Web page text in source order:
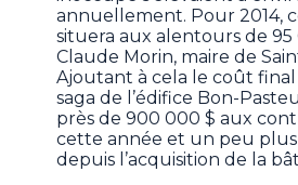
annuellement. Pour 2014,
situera aux alentours de 95
Claude Morin, maire de
Ajoutant à cela le coût final
saga de l’édifice Bon-
près de 900 000 $ aux
cette année et un peu plus
depuis l’acquisition de la